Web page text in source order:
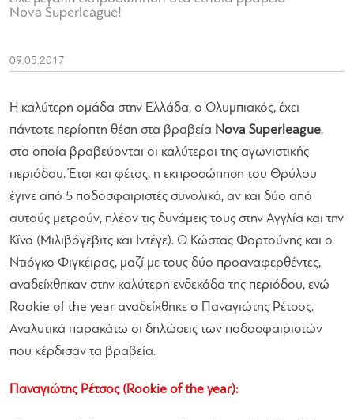
Nova Superleague!
09.05.2017
Η καλύτερη ομάδα στην Ελλάδα, ο Ολυμπιακός, έχει
πάντοτε περίοπτη θέση στα βραβεία Nova Superleague,
στα οποία βραβεύονται οι καλύτεροι της αγωνιστικής
περιόδου. Έτσι και φέτος, η εκπροσώπηση του Θρύλου
έγινε από 5 ποδοσφαιριστές συνολικά, αν και δύο από
αυτούς μετρούν, πλέον τις δυνάμεις τους στην Αγγλία και την
Κίνα (Μιλιβόγεβιτς και Ιντέγε). Ο Κώστας Φορτούνης και ο
Ντιόγκο Φιγκέιρας, μαζί με τους δύο προαναφερθέντες,
αναδείχθηκαν στην καλύτερη ενδεκάδα της περιόδου, ενώ
Rookie of the year αναδείχθηκε ο Παναγιώτης Ρέτσος.
Αναλυτικά παρακάτω οι δηλώσεις των ποδοσφαιριστών
που κέρδισαν τα βραβεία.
Παναγιώτης Ρέτσος (Rookie of the year):